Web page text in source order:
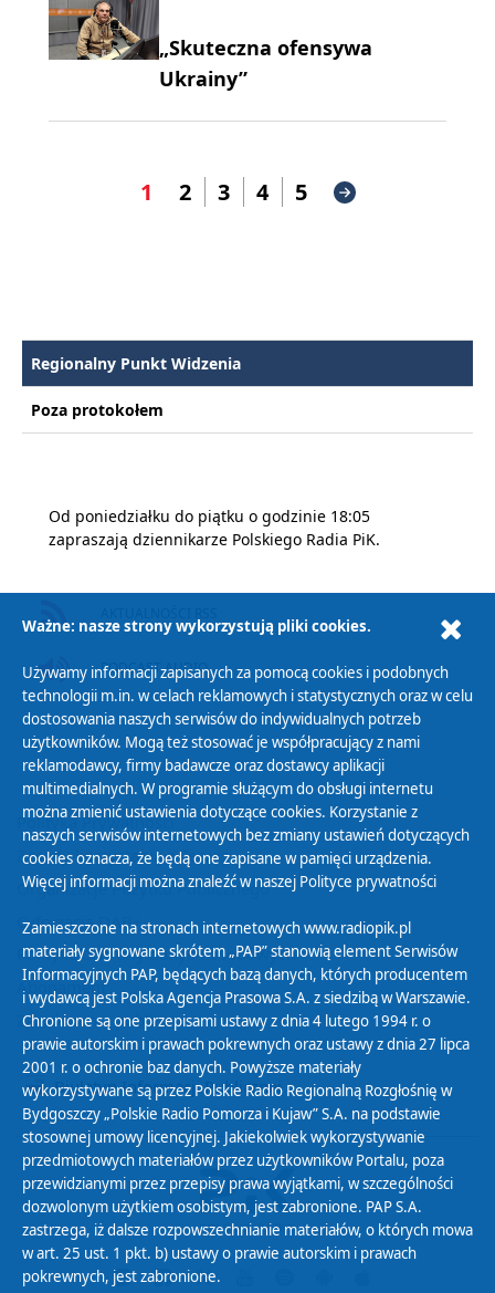
„Skuteczna ofensywa
Ukrainy”
1 2 3 4 5
Regionalny Punkt Widzenia
Poza protokołem
Od poniedziałku do piątku o godzinie 18:05
zapraszają dziennikarze Polskiego Radia PiK.
PODCAST AUDIO
Polityka Prywatności
Zasady korzystania z Serwisu
Organizacje Pożytku Publicznego
Cyfryzacja DAB+
Polityka ochrony danych osobowych
Abonament
Zamówienia publiczne
Biuletyn Informacji Publicznej
Ważne: nasze strony wykorzystują pliki cookies.
Używamy informacji zapisanych za pomocą cookies i podobnych
technologii m.in. w celach reklamowych i statystycznych oraz w celu
dostosowania naszych serwisów do indywidualnych potrzeb
użytkowników. Mogą też stosować je współpracujący z nami
reklamodawcy, firmy badawcze oraz dostawcy aplikacji
multimedialnych. W programie służącym do obsługi internetu
można zmienić ustawienia dotyczące cookies. Korzystanie z
naszych serwisów internetowych bez zmiany ustawień dotyczących
cookies oznacza, że będą one zapisane w pamięci urządzenia.
Więcej informacji można znaleźć w naszej Polityce prywatności
Zamieszczone na stronach internetowych www.radiopik.pl
materiały sygnowane skrótem „PAP” stanowią element Serwisów
Informacyjnych PAP, będących bazą danych, których producentem
i wydawcą jest Polska Agencja Prasowa S.A. z siedzibą w Warszawie.
Chronione są one przepisami ustawy z dnia 4 lutego 1994 r. o
prawie autorskim i prawach pokrewnych oraz ustawy z dnia 27 lipca
2001 r. o ochronie baz danych. Powyższe materiały
wykorzystywane są przez Polskie Radio Regionalną Rozgłośnię w
Bydgoszczy „Polskie Radio Pomorza i Kujaw” S.A. na podstawie
stosownej umowy licencyjnej. Jakiekolwiek wykorzystywanie
przedmiotowych materiałów przez użytkowników Portalu, poza
przewidzianymi przez przepisy prawa wyjątkami, w szczególności
dozwolonym użytkiem osobistym, jest zabronione. PAP S.A.
zastrzega, iż dalsze rozpowszechnianie materiałów, o których mowa
w art. 25 ust. 1 pkt. b) ustawy o prawie autorskim i prawach
pokrewnych, jest zabronione.